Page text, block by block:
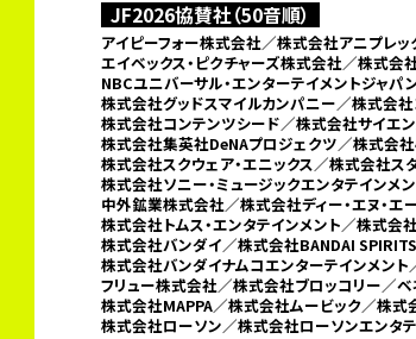
JF2026協賛社（50音順）
アイピーフォー株式会社／株式会社アニプレ
エイベックス・ピクチャーズ株式会社／株式会
NBCユニバーサル・エンターテイメントジャパ
株式会社グッドスマイルカンパニー／株式会
株式会社コンテンツシード／株式会社サイエ
株式会社集英社DeNAプロジェクツ／株式会
株式会社スクウェア・エニックス／株式会社
株式会社ソニー・ミュージックエンタテインメ
中外鉱業株式会社／株式会社ディー・エヌ・
株式会社トムス・エンタテインメント／株式
株式会社バンダイ／株式会社BANDAI
株式会社バンダイナムコエンターテインメント
フリュー株式会社／株式会社ブロッコリー／
株式会社MAPPA／株式会社ムービック／株式
株式会社ローソン／株式会社ローソンエンタ